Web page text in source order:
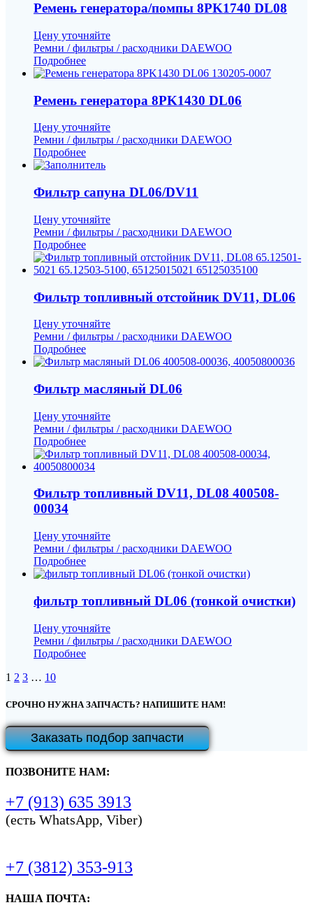
Ремень генератора/помпы 8PK1740 DL08
Цену уточняйте
Ремни / фильтры / расходники DAEWOO
Подробнее
Ремень генератора 8PK1430 DL06
Цену уточняйте
Ремни / фильтры / расходники DAEWOO
Подробнее
Фильтр сапуна DL06/DV11
Цену уточняйте
Ремни / фильтры / расходники DAEWOO
Подробнее
Фильтр топливный отстойник DV11, DL06
Цену уточняйте
Ремни / фильтры / расходники DAEWOO
Подробнее
Фильтр масляный DL06
Цену уточняйте
Ремни / фильтры / расходники DAEWOO
Подробнее
Фильтр топливный DV11, DL08 400508-
00034
Цену уточняйте
Ремни / фильтры / расходники DAEWOO
Подробнее
фильтр топливный DL06 (тонкой очистки)
Цену уточняйте
Ремни / фильтры / расходники DAEWOO
Подробнее
Навигация
по
записям
Страница
1 Страница
2 Страница
3 … Страница
10
СРОЧНО НУЖНА ЗАПЧАСТЬ? НАПИШИТЕ НАМ!
Заказать подбор запчасти
ПОЗВОНИТЕ НАМ:
+7 (913) 635 3913
(есть WhatsApp, Viber)
+7 (3812) 353-913
НАША ПОЧТА: